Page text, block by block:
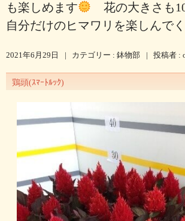
も楽しめます
花の大きさも
自分だけのヒマワリを楽しんで
2021年6月29日 | カテゴリー : 鉢物部 | 投稿者 :
鶏頭(ｽﾏｰﾄﾙｯｸ)